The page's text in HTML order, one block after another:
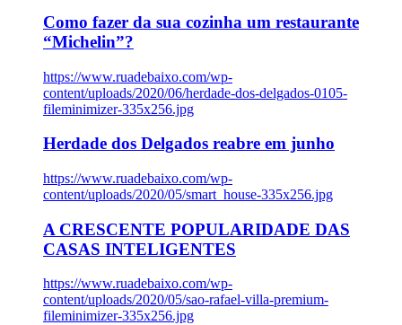
Como fazer da sua cozinha um restaurante
“Michelin”?
https://www.ruadebaixo.com/wp-
content/uploads/2020/06/herdade-dos-delgados-0105-
fileminimizer-335x256.jpg
Herdade dos Delgados reabre em junho
https://www.ruadebaixo.com/wp-
content/uploads/2020/05/smart_house-335x256.jpg
A CRESCENTE POPULARIDADE DAS
CASAS INTELIGENTES
https://www.ruadebaixo.com/wp-
content/uploads/2020/05/sao-rafael-villa-premium-
fileminimizer-335x256.jpg